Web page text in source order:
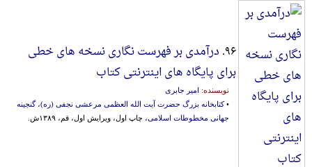
۹۶. درآمدی بر فهرست نگاری نسخه های خطی
برای پایگاه های اینترنتی کتاب
نویسنده: امیر جابری
•کتابخانه بزرگ حضرت آیت الله العظمی مرعشی نجفی (ره)، گنجینه
جهانی مخطوطات اسلامی، چاپ اول، ویرایش اول، قم، ۱۳۸۹ش.